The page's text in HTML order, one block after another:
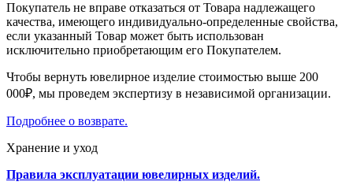
Покупатель не вправе отказаться от Товара надлежащего
качества, имеющего индивидуально-определенные свойства,
если указанный Товар может быть использован
исключительно приобретающим его Покупателем.
Чтобы вернуть ювелирное изделие стоимостью выше 200
000₽, мы проведем экспертизу в независимой организации.
Подробнее о возврате.
Хранение и уход
Правила эксплуатации ювелирных изделий.